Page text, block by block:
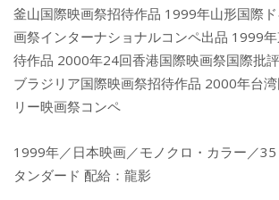
釜山国際映画祭招待作品 1999年山形国際
画祭インターナショナルコンペ出品 1999
待作品 2000年24回香港国際映画祭国際批
ブラジリア国際映画祭招待作品 2000年台
リー映画祭コンペ
1999年／日本映画／モノクロ・カラー／
タンダード 配給：龍影